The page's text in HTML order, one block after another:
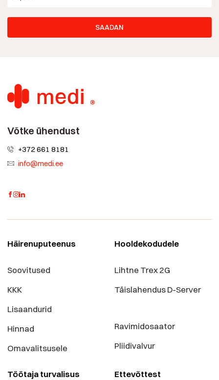
Võtke ühendust
+372 661 8181
info@medi.ee
Häirenuputeenus
Soovitused
KKK
Lisaandurid
Hinnad
Omavalitsusele
Hooldekodudele
Lihtne Trex 2G
Täislahendus D-Server
Ravimidosaator
Pliidivalvur
Töötaja turvalisus Ettevõttest